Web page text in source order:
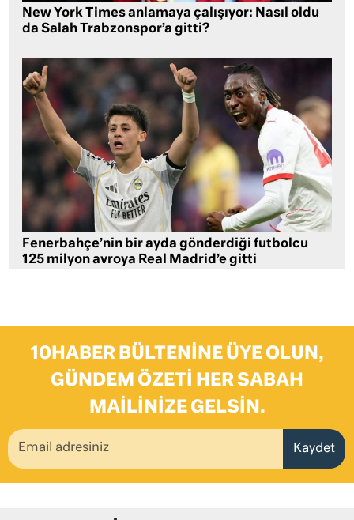
New York Times anlamaya çalışıyor: Nasıl oldu
da Salah Trabzonspor’a gitti?
Fenerbahçe’nin bir ayda gönderdiği futbolcu
125 milyon avroya Real Madrid’e gitti
10HABER BÜLTENINE ÜYE OLUN,
GÜNDEM ÖZETI HER SABAH
MAILINIZE GELSIN.
Kaydet